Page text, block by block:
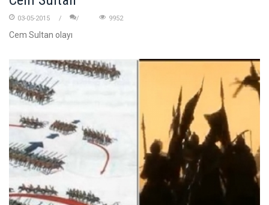
03-05-2015 9952
Cem Sultan olayı